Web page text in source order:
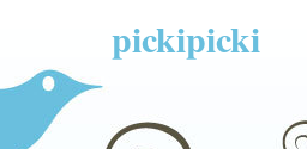
pickipicki